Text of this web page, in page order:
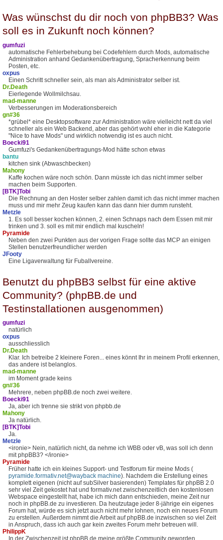
Was wünschst du dir noch von phpBB3? Was
soll es in Zukunft noch können?
gumfuzi
automatische Fehlerbehebung bei Codefehlern durch Mods, automatische
Administration anhand Gedankenübertragung, Spracherkennung beim
Posten, etc.
oxpus
Einen Schritt schneller sein, als man als Administrator selber ist.
Dr.Death
Eierlegende Wollmilchsau.
mad-manne
Verbesserungen im Moderationsbereich
gn#36
*grübel* eine Desktopsoftware zur Administration wäre vielleicht nett da viel
schneller als ein Web Backend, aber das gehört wohl eher in die Kategorie
"Nice to have Mods" und wirklich notwendig ist es auch nicht.
Boecki91
Gumfuzi's Gedankenübertragungs-Mod hätte schon etwas
bantu
kitchen sink (Abwaschbecken)
Mahony
Kaffe kochen wäre noch schön. Dann müsste ich das nicht immer selber
machen beim Supporten.
[BTK]Tobi
Die Rechnung an den Hoster selber zahlen damit ich das nicht immer machen
muss und mir mehr Zeug kaufen kann das dann hier dumm runsteht.
Metzle
1. Es soll besser kochen können, 2. einen Schnaps nach dem Essen mit mir
trinken und 3. soll es mit mir endlich mal kuscheln!
Pyramide
Neben den zwei Punkten aus der vorigen Frage sollte das MCP an einigen
Stellen benutzerfreundlicher werden
JFooty
Eine Ligaverwaltung für Fuballvereine.
Benutzt du phpBB3 selbst für eine aktive
Community? (phpBB.de und
Testinstallationen ausgenommen)
gumfuzi
natürlich
oxpus
ausschliesslich
Dr.Death
Klar. Ich betreibe 2 kleinere Foren... eines könnt Ihr in meinem Profil erkennen,
das andere ist belanglos.
mad-manne
im Moment grade keins
gn#36
Mehrere, neben phpBB.de noch zwei weitere.
Boecki91
Ja, aber ich trenne sie strikt von phpbb.de
Mahony
Ja natürlich.
[BTK]Tobi
Ja.
Metzle
<ironie> Nein, natürlich nicht, da nehme ich WBB oder vB, was soll ich denn
mit phpBB3? </ironie>
Pyramide
Früher hatte ich ein kleines Support- und Testforum für meine Mods (
pyramide.formativ.net@wayback machine). Nachdem die Erstellung eines
komplett eigenen (nicht auf subSilver basierenden) Templates für phpBB 2.0
sehr viel Zeit gekostet hat und formativ.net zwischenzeitlich den kostenlosen
Webspace eingestellt hat, habe ich mich dann entschieden, meine Zeit nur
noch in phpBB.de zu investieren. Da heutzutage jeder 8-jährige ein eigenes
Forum hat, würde es sich jetzt auch nicht mehr lohnen, noch ein neues Forum
zu erstellen. Außerdem nimmt die Arbeit auf phpBB.de inzwischen so viel Zeit
in Anspruch, dass ich auch gar kein zweites Forum mehr betreuen will.
PhilippK